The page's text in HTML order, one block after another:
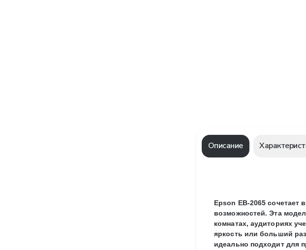
Описание
Epson EB-2065
возможностей. Эта
комнатах, аудиториях
яркость или больший
идеально подходит для